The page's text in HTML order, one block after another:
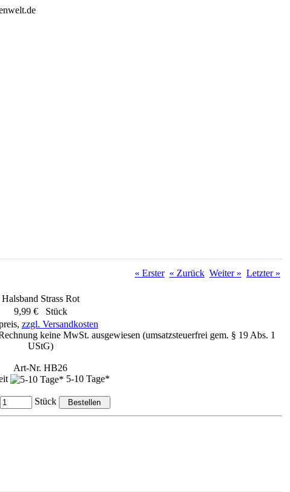
« Erster « Zurück Weiter » Letzter »
Halsband Strass Rot
9,99 € Stück
zzgl. Versandkosten
keine MwSt. ausgewiesen (umsatzsteuerfrei gem. § 19 Abs. 1
UStG)
Art-Nr. HB26
5-10 Tage*
Stück